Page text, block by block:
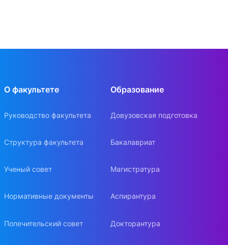
О факультете
Руководство факультета
Структура факультета
Ученый совет
Нормативные документы
Попечительский совет
Образование
Довузовская подготовка
Бакалавриат
Магистратура
Аспирантура
Докторантура